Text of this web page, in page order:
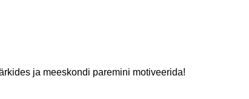
ja meeskondi paremini motiveerida!